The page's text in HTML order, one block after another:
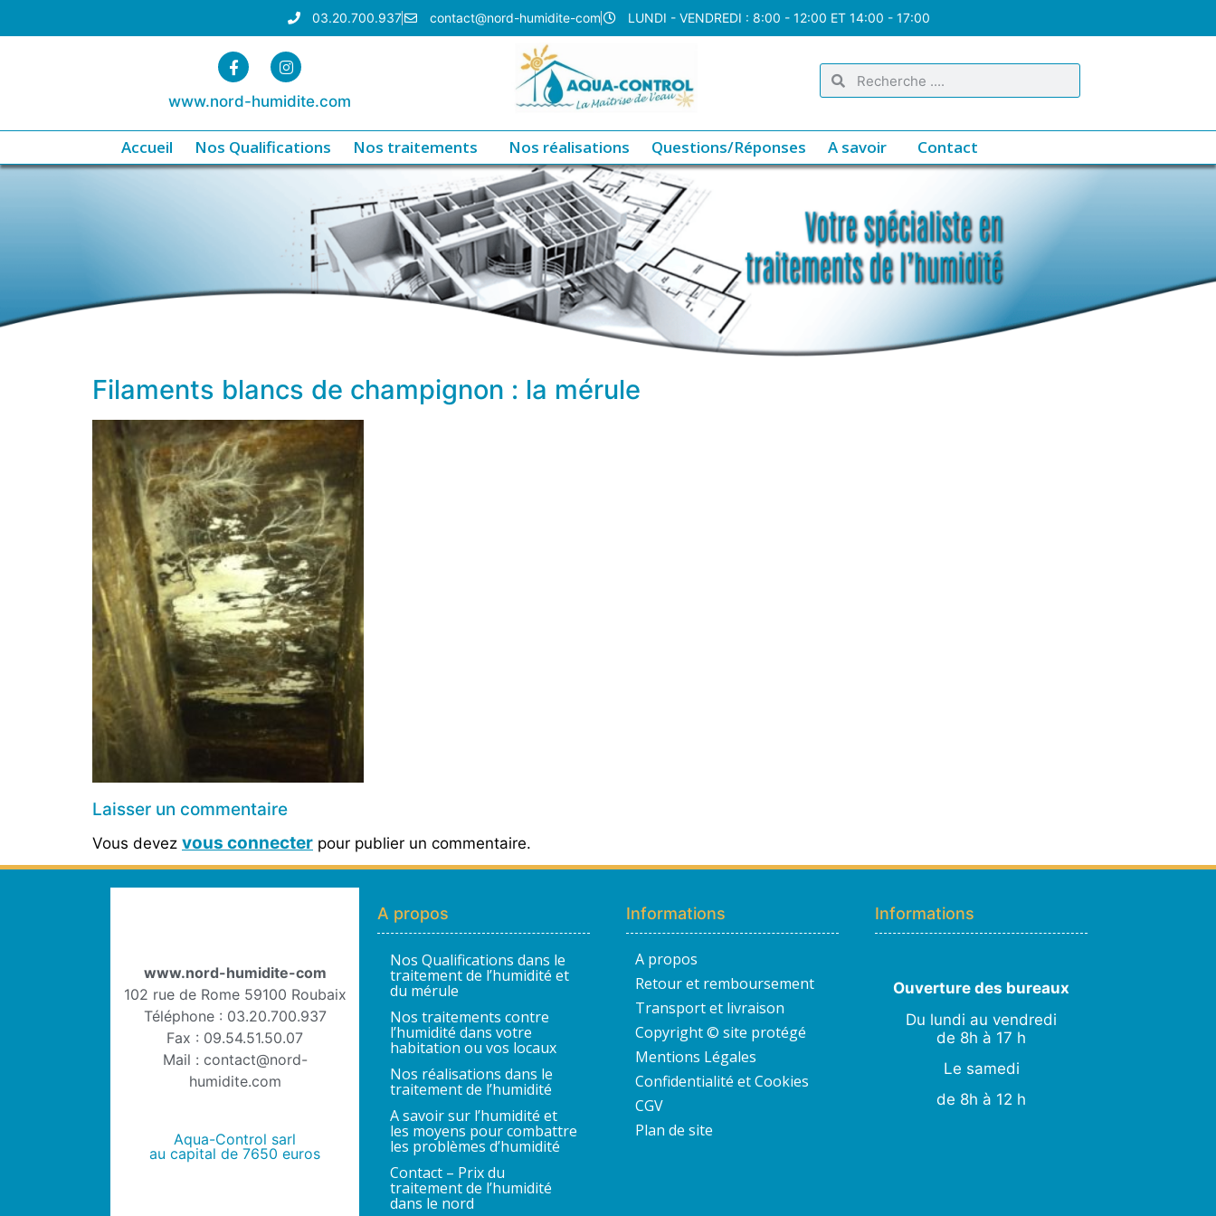
03.20.700.937 contact@nord-humidite-com LUNDI - VENDREDI : 8:00 - 12:00 ET 14:00 - 17:00
www.nord-humidite.com
Accueil Nos Qualifications Nos traitements Nos réalisations Questions/Réponses A savoir Contact
Filaments blancs de champignon : la mérule
Laisser un commentaire
Vous devez vous connecter pour publier un commentaire.
www.nord-humidite-com
102 rue de Rome 59100 Roubaix
Téléphone : 03.20.700.937
Fax : 09.54.51.50.07
Mail : contact@nord-
humidite.com
Aqua-Control sarl
au capital de 7650 euros
A propos
Nos Qualifications dans le
traitement de l’humidité et
du mérule
Nos traitements contre
l’humidité dans votre
habitation ou vos locaux
Nos réalisations dans le
traitement de l’humidité
A savoir sur l’humidité et
les moyens pour combattre
les problèmes d’humidité
Contact – Prix du
traitement de l’humidité
dans le nord
Informations
A propos
Retour et remboursement
Transport et livraison
Copyright © site protégé
Mentions Légales
Confidentialité et Cookies
CGV
Plan de site
Informations
Ouverture des bureaux
Du lundi au vendredi
de 8h à 17 h
Le samedi
de 8h à 12 h
H
👋 Bonjour ! Je suis
🚿Cave inondée / infiltration